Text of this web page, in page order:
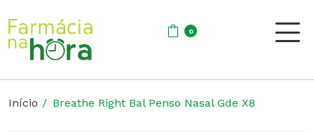
0
Início Breathe Right Bal Penso Nasal Gde X8